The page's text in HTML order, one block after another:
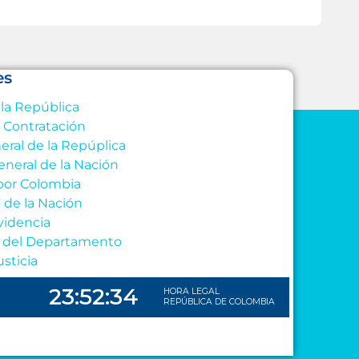
República
de la Repúplica
de la Nación
Colombia
de la Nación
del Departamento